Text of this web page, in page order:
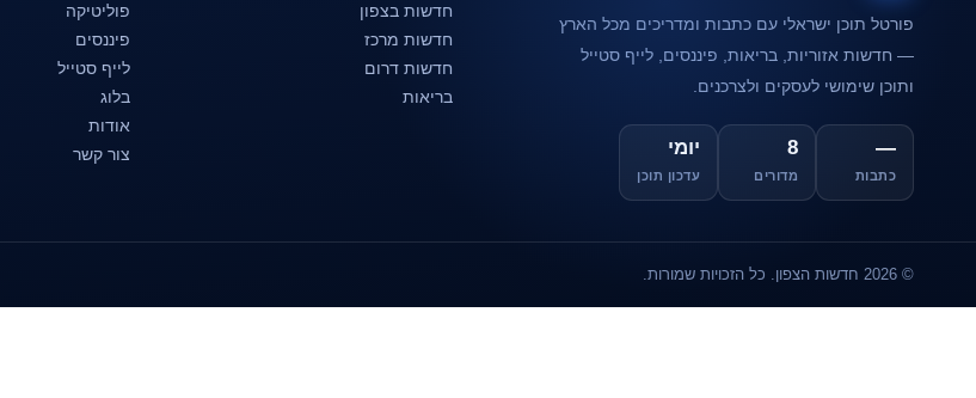
פורטל תוכן ישראלי עם כתבות ומדריכים מכל הארץ
— חדשות אזוריות, בריאות, פיננסים, לייף סטייל
ותוכן שימושי לעסקים ולצרכנים.
—
כתבות
8
מדורים
יומי
עדכון תוכן
חדשות בצפון
חדשות מרכז
חדשות דרום
בריאות
פוליטיקה
פיננסים
לייף סטייל
בלוג
אודות
צור קשר
© 2026 חדשות הצפון. כל הזכויות שמורות.